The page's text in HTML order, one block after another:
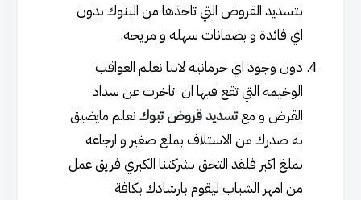
بتسديد القروض التي تاخذها من البنوك بدون
اي فائدة و بضمانات سهله و مريحه.
دون وجود اي حرمانيه لاننا نعلم العواقب
الوخيمه التي تقع فيها ان تاخرت عن سداد
القرض و معتسديد قروض تبوك نعلم مايضيق
به صدرك من الاستلاف بملغ صغير و ارجاعه
بملغ اكبر فلقد التحق بشركتنا الكبري فريق عمل
من امهر الشباب ليقوم بارشادك بكافة